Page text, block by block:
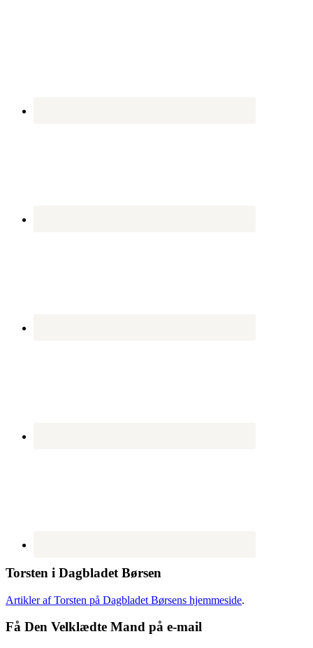
Torsten i Dagbladet Børsen
Artikler af Torsten på Dagbladet Børsens hjemmeside.
Få Den Velklædte Mand på e-mail